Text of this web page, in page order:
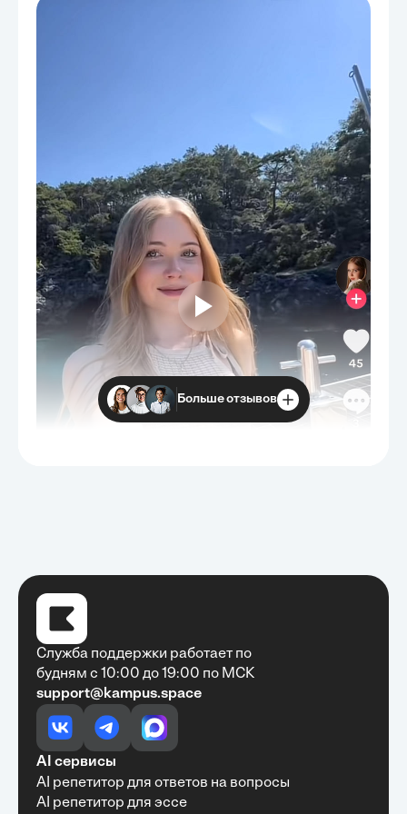
Очень быстро, недорого, качественно,
доступно
Алексей Антонов•27 мая, 2025
Обучение с Кампус Хаб — очень экономит
полезной информации. Рекомендую ...
Больше отзывов
Служба поддержки работает по
будням с 10:00 до 19:00 по МСК
support@kampus.space
AI сервисы
AI репетитор для ответов на вопросы
AI репетитор для эссе